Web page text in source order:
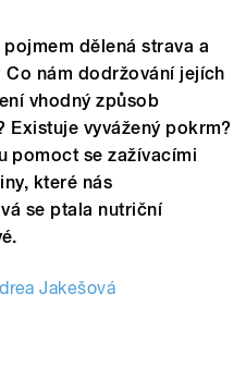
dělená strava a
nám dodržování jejích
vhodný způsob
Existuje vyvážený pokrm?
pomoct se zažívacími
které nás
se ptala nutriční
Jakešová